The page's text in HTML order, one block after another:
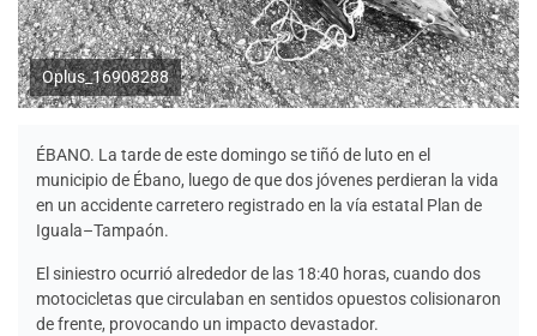
Oplus_16908288
ÉBANO. La tarde de este domingo se tiñó de luto en el
municipio de Ébano, luego de que dos jóvenes perdieran la vida
en un accidente carretero registrado en la vía estatal Plan de
Iguala–Tampaón.
El siniestro ocurrió alrededor de las 18:40 horas, cuando dos
motocicletas que circulaban en sentidos opuestos colisionaron
de frente, provocando un impacto devastador.